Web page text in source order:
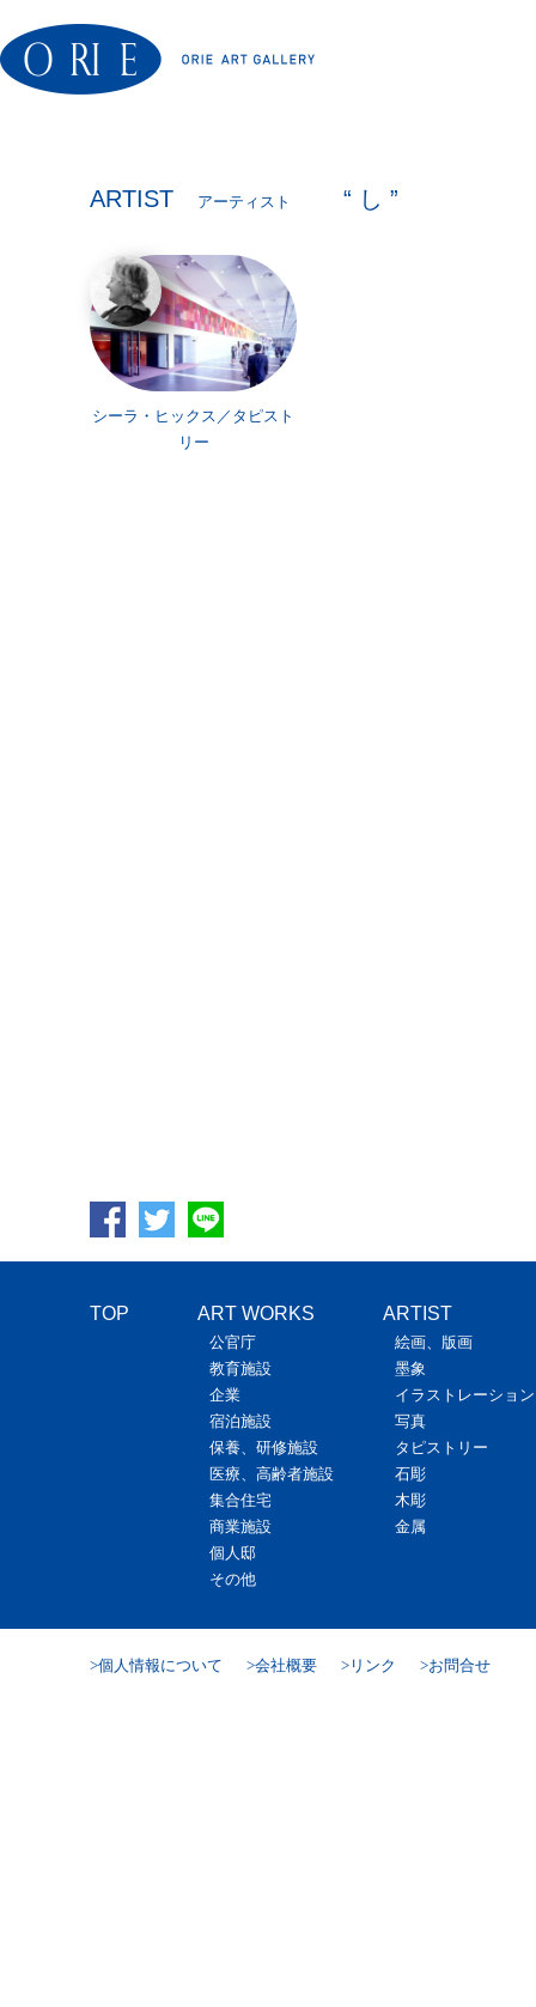
ARTIST アーティスト “ し ”
シーラ・ヒックス／タピスト
リー
TOP ART WORKS
公官庁
教育施設
企業
宿泊施設
保養、研修施設
医療、高齢者施設
集合住宅
商業施設
個人邸
その他
ARTIST
絵画、版画
墨象
イラストレーション
写真
タピストリー
石彫
木彫
金属
個人情報について 会社概要 リンク お問合せ